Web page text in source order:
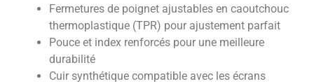
Fermetures de poignet ajustables en caoutchouc
thermoplastique (TPR) pour ajustement parfait
Pouce et index renforcés pour une meilleure
durabilité
Cuir synthétique compatible avec les écrans